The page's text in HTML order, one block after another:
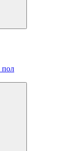
пол